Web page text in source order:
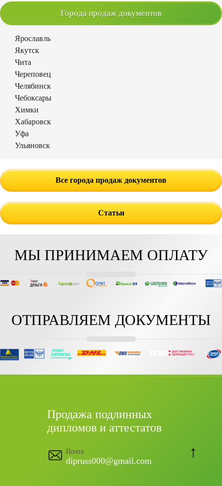
Города продаж документов
Ярославль
Якутск
Чита
Череповец
Челябинск
Чебоксары
Химки
Хабаровск
Уфа
Ульяновск
Все города продаж документов
Статьи
МЫ ПРИНИМАЕМ ОПЛАТУ
ОТПРАВЛЯЕМ ДОКУМЕНТЫ
Продажа подлинных
дипломов и аттестатов
Почта
dipruss000@gmail.com ↑